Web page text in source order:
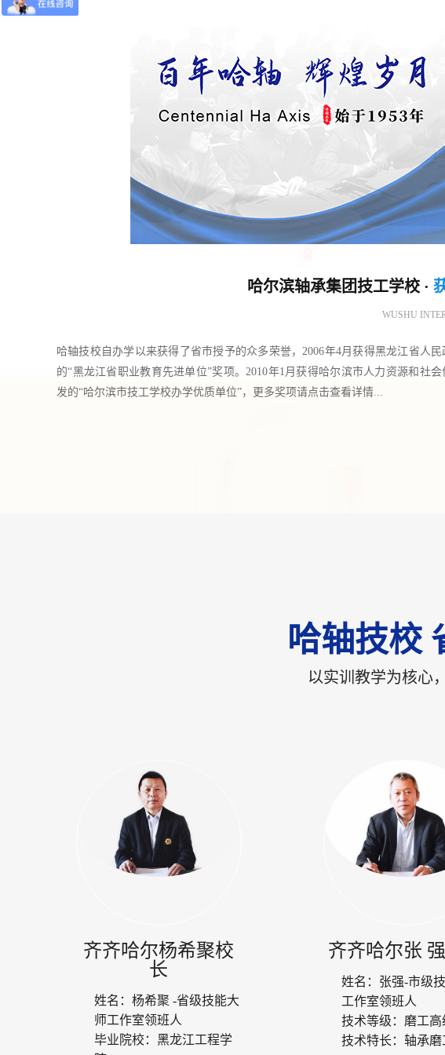
哈尔滨轴承集团技工学校 ·
WUSHU
哈轴技校自办学以来获得了省市授予的众多荣誉，2006年4月获得黑龙江省人民
的“黑龙江省职业教育先进单位”奖项。2010年1月获得哈尔滨市人力资源和社会
发的“哈尔滨市技工学校办学优质单位”，更多奖项请点击查看详情...
哈轴技校
以实训教学为核心
齐齐哈尔杨希聚校
长
姓名： 杨希聚 -省级技能大
师工作室领班人
毕业院校： 黑龙江工程学
齐齐哈尔张
姓名： 张强-市级
工作室领班人
技术等级： 磨工高
技术特长： 轴承磨